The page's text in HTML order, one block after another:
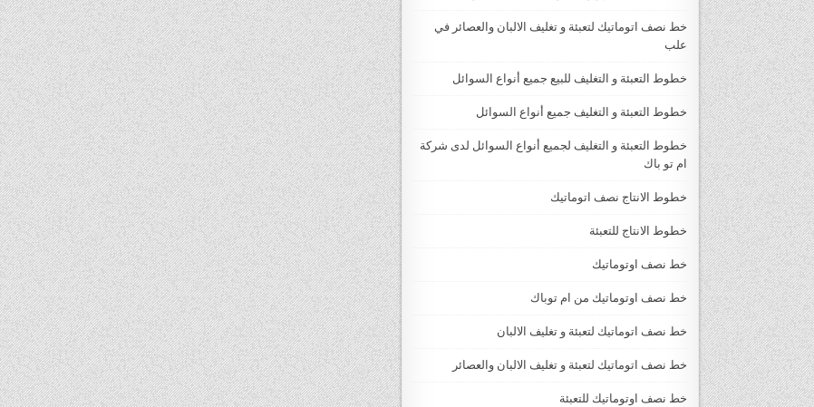
خط نصف اتوماتيك لتعبئة و تغليف الالبان والعصائر في
علب
خطوط التعبئة و التغليف للبيع جميع أنواع السوائل
خطوط التعبئة و التغليف جميع أنواع السوائل
خطوط التعبئة و التغليف لجميع أنواع السوائل لدى شركة
ام تو باك
خطوط الانتاج نصف اتوماتيك
خطوط الانتاج للتعبئة
خط نصف اوتوماتيك
خط نصف اوتوماتيك من ام توباك
خط نصف اتوماتيك لتعبئة و تغليف الالبان
خط نصف اتوماتيك لتعبئة و تغليف الالبان والعصائر
خط نصف اوتوماتيك للتعبئة